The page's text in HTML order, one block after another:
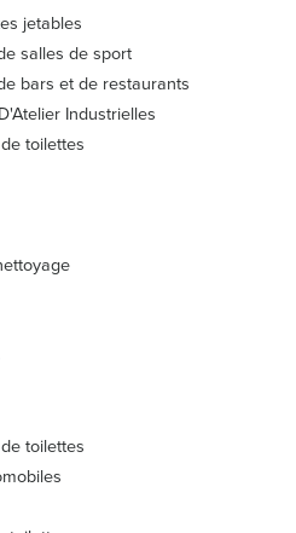
jetables
salles de sport
bars et de restaurants
Industrielles
toilettes
toilettes